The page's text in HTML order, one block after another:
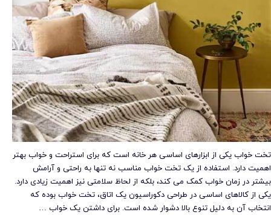
تخت خواب یکی از ابزارهای اساسی هر خانه است که برای استراحت و خواب بهتر
اهمیت دارد. استفاده از یک تخت خواب مناسب نه تنها به راحتی و آرامش
بیشتر در زمان خواب کمک می کند، بلکه از لحاظ سلامتی نیز اهمیت زیادی دارد.
یکی از کالاهای اساسی در طراحی دکوراسیون یک اتاق، تخت خواب بوده که
انتخاب آن به‌ دلیل تنوع بالا دشوار شده است. برای داشتن یک خواب …